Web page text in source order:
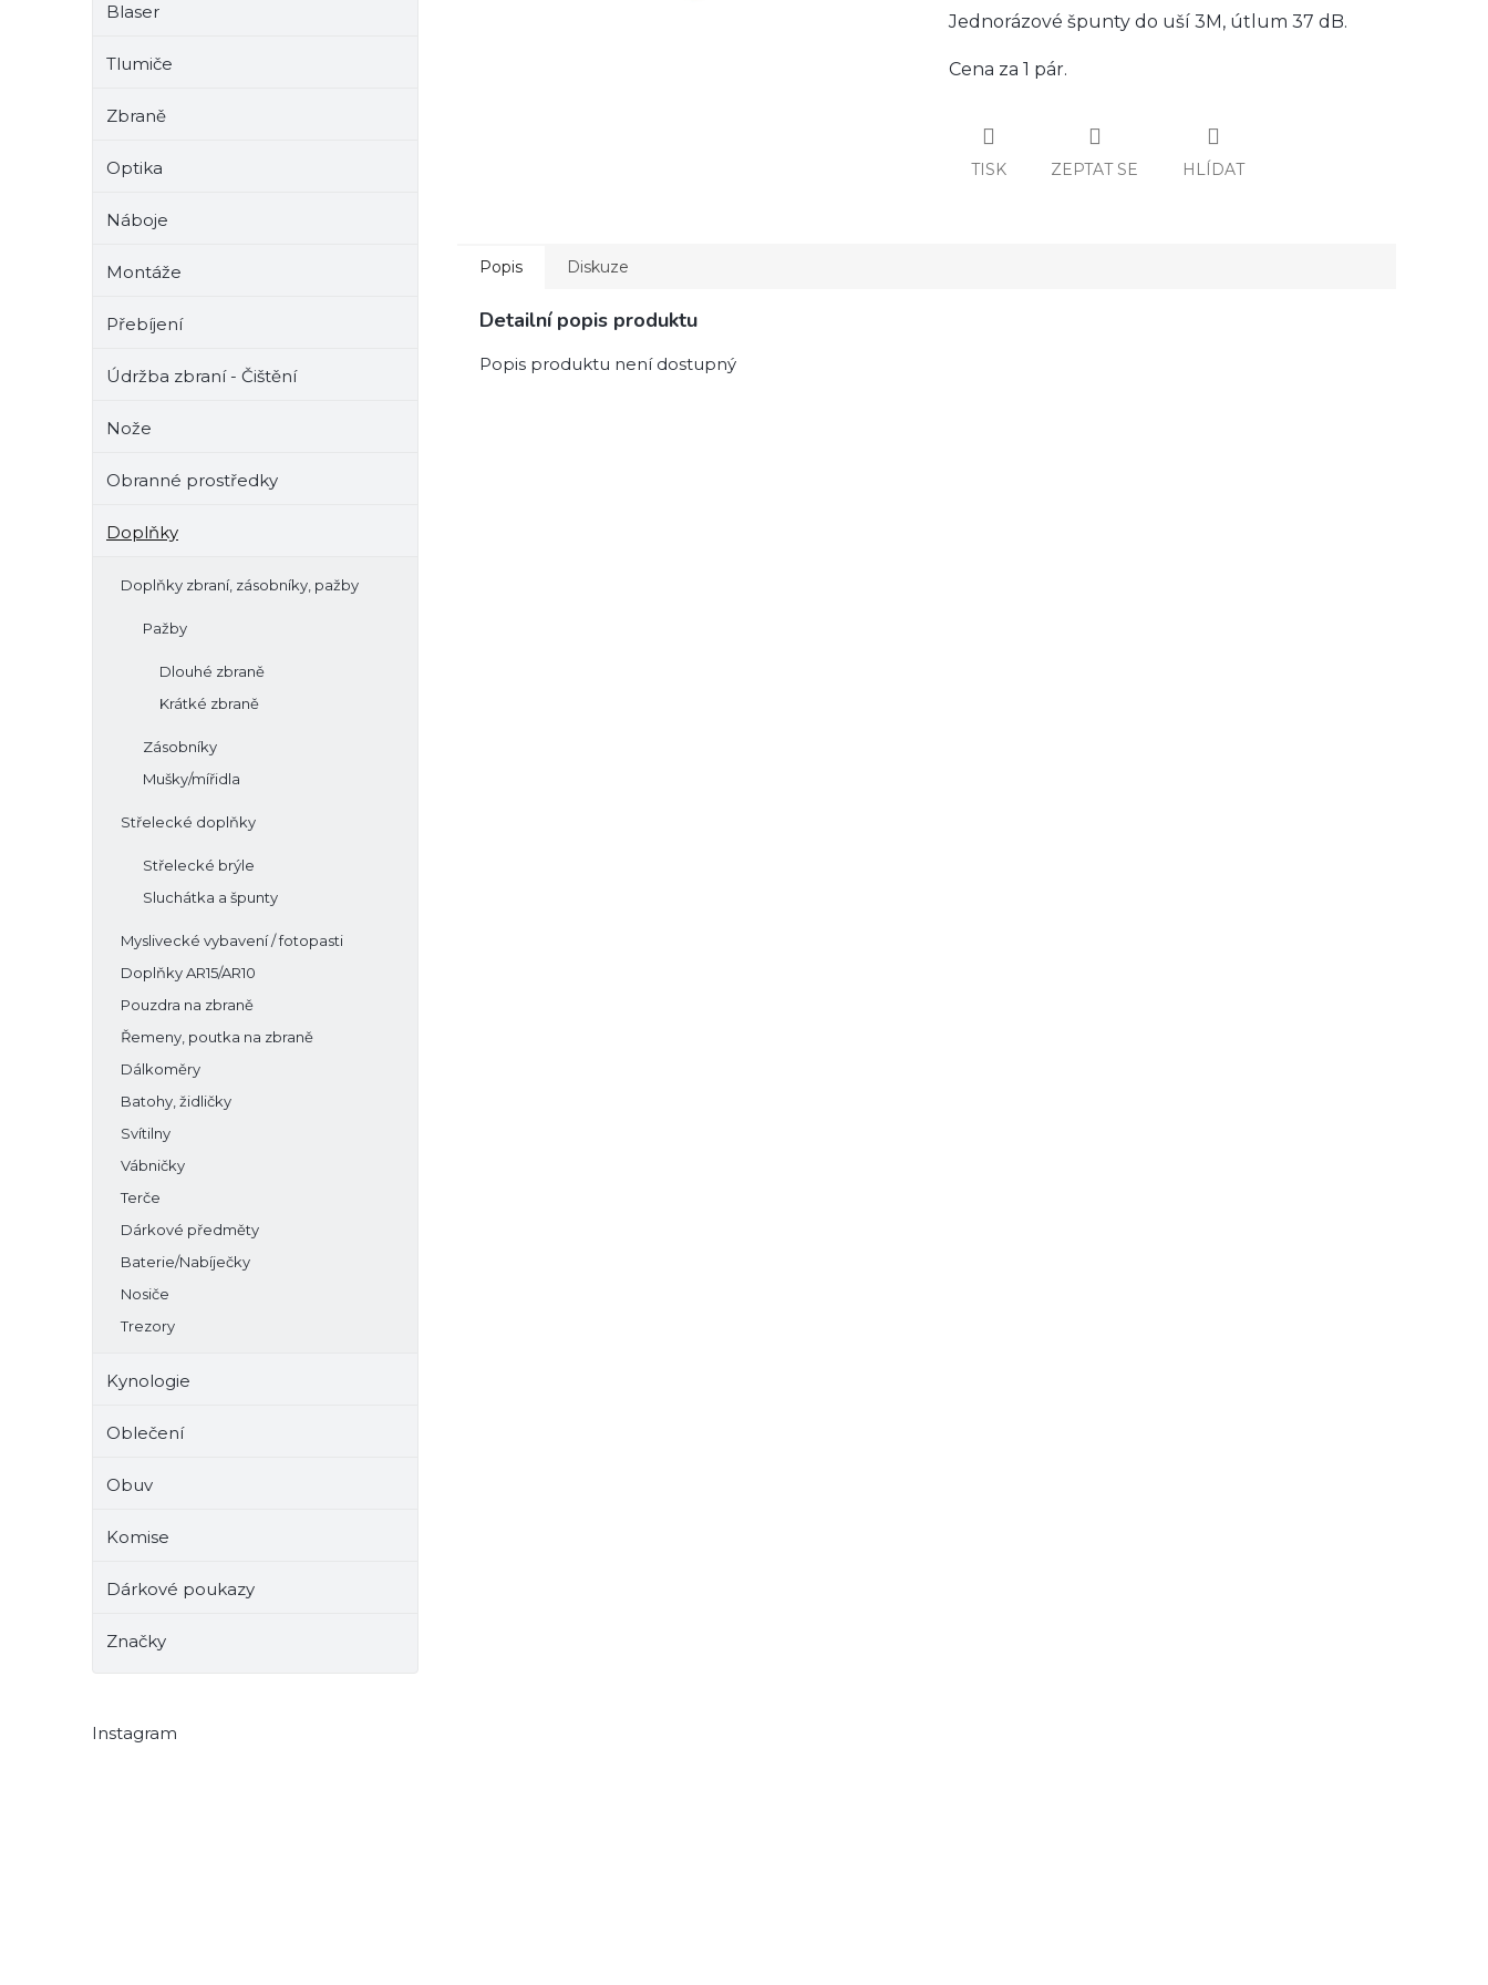
Blaser
Tlumiče
Zbraně
Optika
Náboje
Montáže
Přebíjení
Údržba zbraní - Čištění
Nože
Obranné prostředky
Doplňky
Doplňky zbraní, zásobníky, pažby
Pažby
Dlouhé zbraně
Krátké zbraně
Zásobníky
Mušky/mířidla
Střelecké doplňky
Střelecké brýle
Sluchátka a špunty
Myslivecké vybavení / fotopasti
Doplňky AR15/AR10
Pouzdra na zbraně
Řemeny, poutka na zbraně
Dálkoměry
Batohy, židličky
Svítilny
Vábničky
Terče
Dárkové předměty
Baterie/Nabíječky
Nosiče
Trezory
Kynologie
Oblečení
Obuv
Komise
Dárkové poukazy
Značky
Instagram
Jednorázové špunty do uší 3M, útlum 37 dB.
Cena za 1 pár.
TISK ZEPTAT SE HLÍDAT
Popis Diskuze
Detailní popis produktu
Popis produktu není dostupný